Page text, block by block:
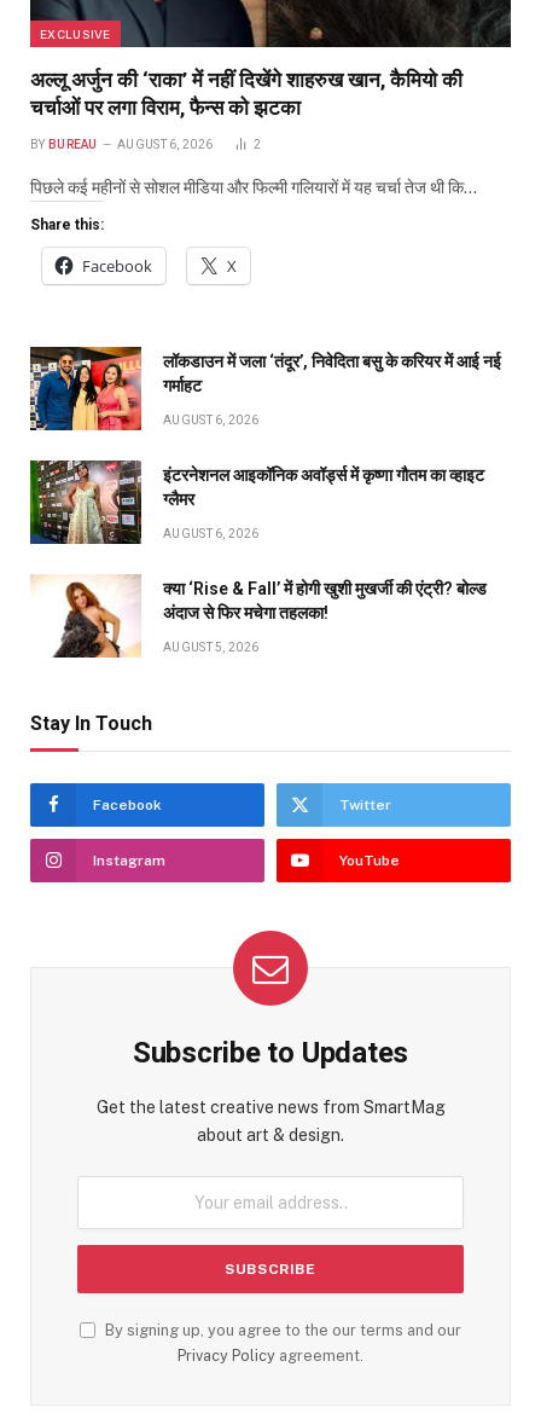
EXCLUSIVE
अल्लू अर्जुन की ‘राका’ में नहीं दिखेंगे शाहरुख खान, कैमियो की
चर्चाओं पर लगा विराम, फैन्स को झटका
BY BUREAU AUGUST 6, 2026 2
पिछले कई महीनों से सोशल मीडिया और फिल्मी गलियारों में यह चर्चा तेज थी कि…
Share this:
Facebook X
लॉकडाउन में जला ‘तंदूर’, निवेदिता बसु के करियर में आई नई
गर्माहट
AUGUST 6, 2026
इंटरनेशनल आइकॉनिक अवॉर्ड्स में कृष्णा गौतम का व्हाइट
ग्लैमर
AUGUST 6, 2026
क्या ‘Rise & Fall’ में होगी खुशी मुखर्जी की एंट्री? बोल्ड
अंदाज से फिर मचेगा तहलका!
AUGUST 5, 2026
Stay In Touch
Facebook Twitter
Instagram YouTube
Subscribe to Updates
Get the latest creative news from SmartMag
about art & design.
By signing up, you agree to the our terms and our
Privacy Policy agreement.